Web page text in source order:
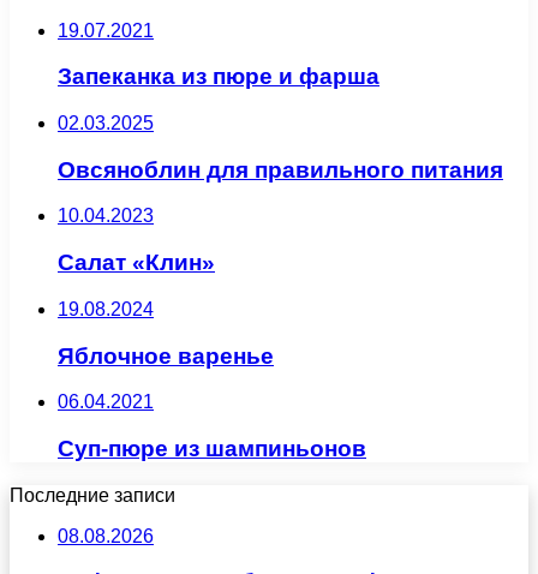
19.07.2021
Запеканка из пюре и фарша
02.03.2025
Овсяноблин для правильного питания
10.04.2023
Салат «Клин»
19.08.2024
Яблочное варенье
06.04.2021
Суп-пюре из шампиньонов
Последние записи
08.08.2026